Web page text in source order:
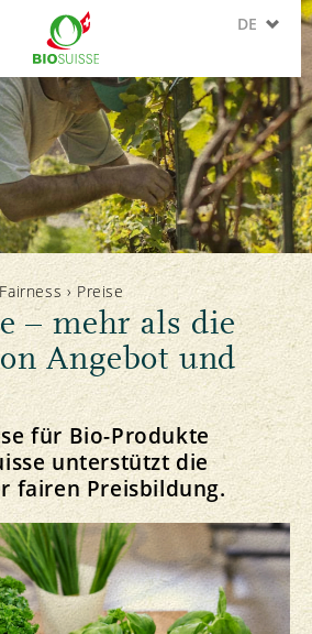
DE
IT
EN
ES
Fairness › Preise
– mehr als die
Angebot und
für Bio-Produkte
unterstützt die
fairen Preisbildung.